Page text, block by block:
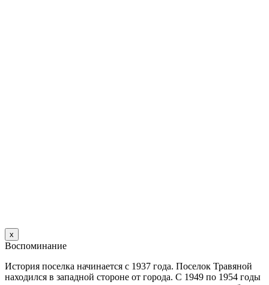
х
Воспоминание
История поселка начинается с 1937 года. Поселок Травяной
находился в западной стороне от города. С 1949 по 1954 годы